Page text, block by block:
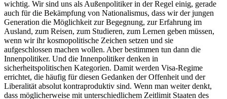
wichtig. Wir sind uns als Außenpolitiker in der Regel einig, gerade
auch für die Bekämpfung von Nationalismus, dass wir der jungen
Generation die Möglichkeit zur Begegnung, zur Erfahrung im
Ausland, zum Reisen, zum Studieren, zum Lernen geben müssen,
wenn wir ihr kosmopolitische Zeichen setzen und sie
aufgeschlossen machen wollen. Aber bestimmen tun dann die
Innenpolitiker. Und die Innenpolitiker denken in
sicherheitspolitischen Kategorien. Damit werden Visa-Regime
errichtet, die häufig für diesen Gedanken der Offenheit und der
Liberalität absolut kontraproduktiv sind. Wenn man weiter denkt,
dass möglicherweise mit unterschiedlichem Zeitlimit Staaten des